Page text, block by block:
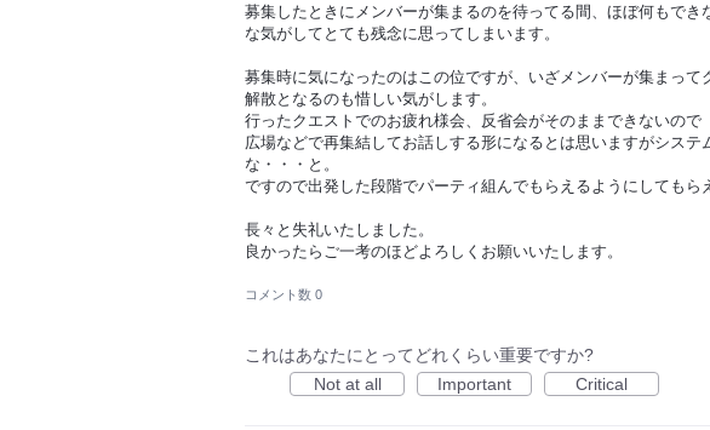
募集したときにメンバーが集まるのを待ってる間、ほぼ何もでき
な気がしてとても残念に思ってしまいます。
募集時に気になったのはこの位ですが、いざメンバーが集まって
解散となるのも惜しい気がします。
行ったクエストでのお疲れ様会、反省会がそのままできないので
広場などで再集結してお話しする形になるとは思いますがシス
な・・・と。
ですので出発した段階でパーティ組んでもらえるようにしてもら
長々と失礼いたしました。
良かったらご一考のほどよろしくお願いいたします。
コメント数 0
これはあなたにとってどれくらい重要ですか?
Not at all
Important Critical